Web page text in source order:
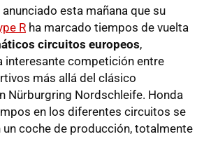
esta mañana que su
R ha marcado tiempos de vuelta
circuitos europeos,
interesante competición entre
más allá del clásico
Nürburgring Nordschleife. Honda
en los diferentes circuitos se
un coche de producción, totalmente